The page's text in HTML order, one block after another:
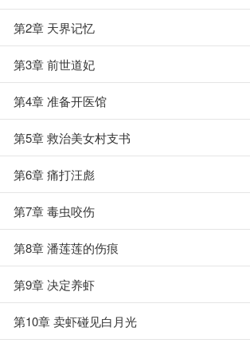
第2章 天界记忆
第3章 前世道妃
第4章 准备开医馆
第5章 救治美女村支书
第6章 痛打汪彪
第7章 毒虫咬伤
第8章 潘莲莲的伤痕
第9章 决定养虾
第10章 卖虾碰见白月光